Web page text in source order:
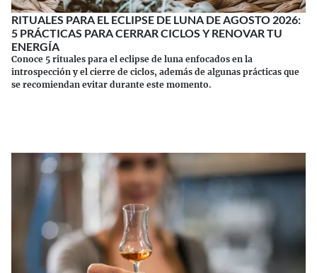
RITUALES PARA EL ECLIPSE DE LUNA DE AGOSTO 2026:
5 PRÁCTICAS PARA CERRAR CICLOS Y RENOVAR TU
ENERGÍA
Conoce 5 rituales para el eclipse de luna enfocados en la
introspección y el cierre de ciclos, además de algunas prácticas que
se recomiendan evitar durante este momento.